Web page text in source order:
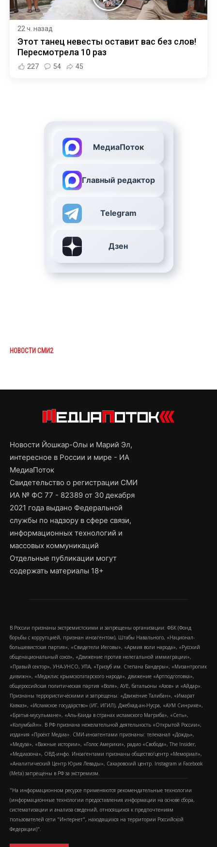
22 ч. назад
Этот танец невесты оставит вас без слов!
Пересмотрела 10 раз
227 54 45
МедиаПоток
Главный редактор
Telegram
Дзен
НОВОСТИ СМИ2
Новости Йошкар-Олы и Марий Эл,
интересное в России и мире - ИА
МедиаПоток
Свидетельство о регистрации СМИ
ИА № ФС 77 - 82389 от 30 декабря
2021 года выдано Федеральной
службы по надзору в сфере связи,
информационных технологий и
массовых коммуникаций
Отдельные публикации могут
содержать материалы 18+
В России признаны экстремистскими и запрещены организации: ФБК (Фонд
борьбы с коррупцией, признан иноагентом), Штабы Навального, «Национал-
большевистская партия», «Свидетели Иеговы», «Армия воли народа», «Русский
общенациональный союз», «Движение против нелегальной иммиграции»,
«Правый сектор», УНА-УНСО, УПА, «Тризуб им. Степана Бандеры», «Мизантропик
дивижн», «Меджлис крымскотатарского народа», движение «Артподготовка»,
общероссийская политическая партия «Воля», АУЕ, батальоны «Азов» и «Айдар».
Признаны террористическими и запрещены: «Движение Талибан», «Имарат
Кавказ», «Исламское государство» (ИГ, ИГИЛ), Джебхад-ан-Нусра, «АУМ Синрике»,
«Братья-мусульмане», «Аль-Каида в странах исламского Магриба», «Сеть»,
«Колумбайн». В РФ признана нежелательной деятельность «Открытой России»,
издания «Проект Медиа». СМИ-иноагентами признаны: телеканал «Дождь»,
«Медуза», «Важные истории», «Голос Америки», радио «Свобода», The Insider,
«Медиазона», ОВД-инфо. Иноагентами признаны общество/центр «Мемориал»,
«Аналитический Центр Юрия Левады», Сахаровский центр. Instagram и Facebook
(Metа) запрещены в РФ за экстремизм.
"На информационном ресурсе применяются рекомендательные технологии
(информационные технологии предоставления информации на основе сбора,
систематизации и анализа сведений, относящихся к предпочтениям
пользователей сети "Интернет", находящихся на территории Российской
Федерации)".